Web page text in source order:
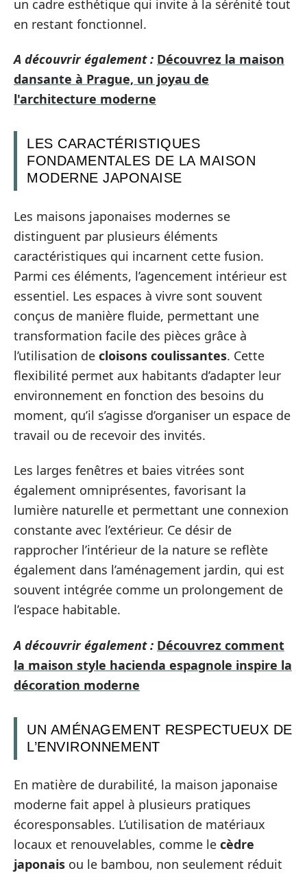
un cadre esthétique qui invite à la sérénité tout
en restant fonctionnel.
A découvrir également : Découvrez la maison
dansante à Prague, un joyau de
l'architecture moderne
LES CARACTÉRISTIQUES
FONDAMENTALES DE LA MAISON
MODERNE JAPONAISE
Les maisons japonaises modernes se
distinguent par plusieurs éléments
caractéristiques qui incarnent cette fusion.
Parmi ces éléments, l’agencement intérieur est
essentiel. Les espaces à vivre sont souvent
conçus de manière fluide, permettant une
transformation facile des pièces grâce à
l’utilisation de cloisons coulissantes. Cette
flexibilité permet aux habitants d’adapter leur
environnement en fonction des besoins du
moment, qu’il s’agisse d’organiser un espace de
travail ou de recevoir des invités.
Les larges fenêtres et baies vitrées sont
également omniprésentes, favorisant la
lumière naturelle et permettant une connexion
constante avec l’extérieur. Ce désir de
rapprocher l’intérieur de la nature se reflète
également dans l’aménagement jardin, qui est
souvent intégrée comme un prolongement de
l’espace habitable.
A découvrir également : Découvrez comment
la maison style hacienda espagnole inspire la
décoration moderne
UN AMÉNAGEMENT RESPECTUEUX DE
L’ENVIRONNEMENT
En matière de durabilité, la maison japonaise
moderne fait appel à plusieurs pratiques
écoresponsables. L’utilisation de matériaux
locaux et renouvelables, comme le cèdre
japonais ou le bambou, non seulement réduit